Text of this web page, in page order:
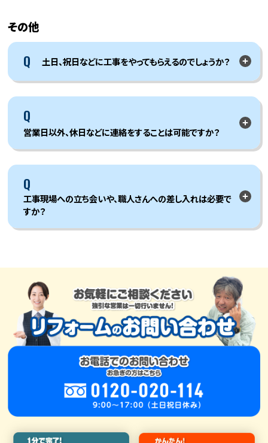
その他
Q 土日、祝日などに工事をやってもらえるのでしょうか？
Q
営業日以外、休日などに連絡をすることは可能ですか？
Q
工事現場への立ち会いや、職人さんへの差し入れは必要で
すか？